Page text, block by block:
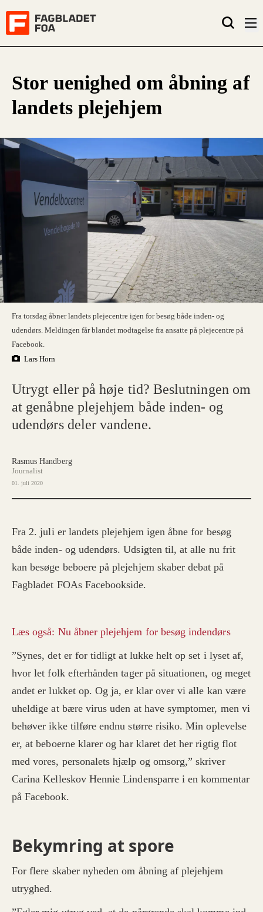
Stor uenighed om åbning af
landets plejehjem
Fra torsdag åbner landets plejecentre igen for besøg både inden- og
udendørs. Meldingen får blandet modtagelse fra ansatte på plejecentre på
Facebook.
Lars Horn
Utrygt eller på høje tid? Beslutningen om
at genåbne plejehjem både inden- og
udendørs deler vandene.
Rasmus Handberg
Journalist
01. juli 2020
Fra 2. juli er landets plejehjem igen åbne for besøg
både inden- og udendørs. Udsigten til, at alle nu frit
kan besøge beboere på plejehjem skaber debat på
Fagbladet FOAs Facebookside.
Læs også: Nu åbner plejehjem for besøg indendørs
”Synes, det er for tidligt at lukke helt op set i lyset af,
hvor let folk efterhånden tager på situationen, og meget
andet er lukket op. Og ja, er klar over vi alle kan være
uheldige at bære virus uden at have symptomer, men vi
behøver ikke tilføre endnu større risiko. Min oplevelse
er, at beboerne klarer og har klaret det her rigtig flot
med vores, personalets hjælp og omsorg,” skriver
Carina Kelleskov Hennie Lindensparre i en kommentar
på Facebook.
Bekymring at spore
For flere skaber nyheden om åbning af plejehjem
utryghed.